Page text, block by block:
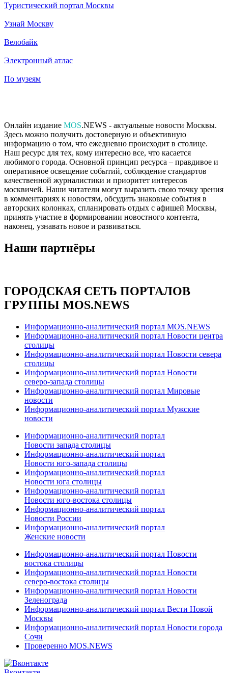
Туристический портал Москвы
Узнай Москву
Велобайк
Электронный атлас
По музеям
Онлайн издание MOS.NEWS - актуальные новости Москвы.
Здесь можно получить достоверную и объективную
информацию о том, что ежедневно происходит в столице.
Наш ресурс для тех, кому интересно все, что касается
любимого города. Основной принцип ресурса – правдивое и
оперативное освещение событий, соблюдение стандартов
качественной журналистики и приоритет интересов
москвичей. Наши читатели могут выразить свою точку зрения
в комментариях к новостям, обсудить знаковые события в
авторских колонках, спланировать отдых с афишей Москвы,
принять участие в формировании новостного контента,
наконец, узнавать новое и развиваться.
Наши партнёры
ГОРОДСКАЯ СЕТЬ ПОРТАЛОВ
ГРУППЫ MOS.NEWS
Информационно-аналитический портал MOS.NEWS
Информационно-аналитический портал Новости центра
столицы
Информационно-аналитический портал Новости севера
столицы
Информационно-аналитический портал Новости
северо-запада столицы
Информационно-аналитический портал Мировые
новости
Информационно-аналитический портал Мужские
новости
Информационно-аналитический портал
Новости запада столицы
Информационно-аналитический портал
Новости юго-запада столицы
Информационно-аналитический портал
Новости юга столицы
Информационно-аналитический портал
Новости юго-востока столицы
Информационно-аналитический портал
Новости России
Информационно-аналитический портал
Женские новости
Информационно-аналитический портал Новости
востока столицы
Информационно-аналитический портал Новости
северо-востока столицы
Информационно-аналитический портал Новости
Зеленограда
Информационно-аналитический портал Вести Новой
Москвы
Информационно-аналитический портал Новости города
Сочи
Проверенно MOS.NEWS